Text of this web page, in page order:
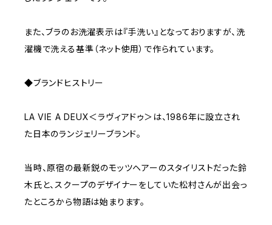
また、ブラのお洗濯表示は『手洗い』となっておりますが、洗
濯機で洗える基準（ネット使用）で作られています。
◆ブランドヒストリー
LA VIE A DEUX＜ラヴィアドゥ＞は、1986年に設立され
た日本のランジェリーブランド。
当時、原宿の最新鋭のモッツヘアーのスタイリストだった鈴
木氏と、スクープのデザイナーをしていた松村さんが出会っ
たところから物語は始まります。